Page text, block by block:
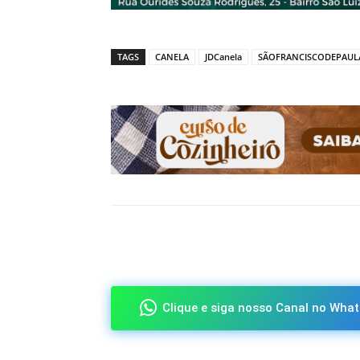
TAGS CANELA JDCanela
Clique e siga nosso Canal no